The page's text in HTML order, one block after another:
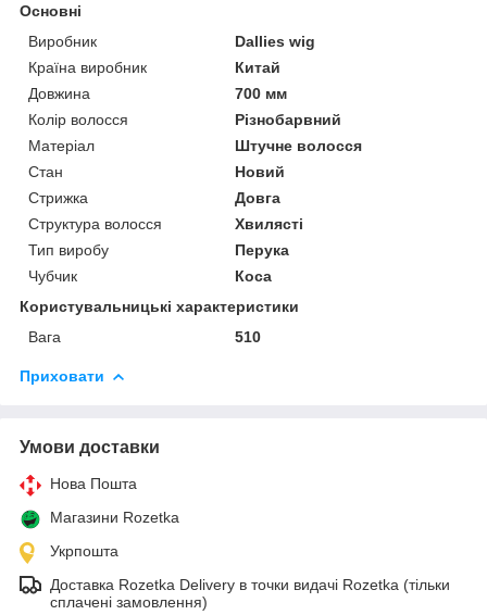
Основні
Виробник
Dallies wig
Країна виробник
Китай
Довжина
700 мм
Колір волосся
Різнобарвний
Матеріал
Штучне волосся
Стан
Новий
Стрижка
Довга
Структура волосся
Хвилясті
Тип виробу
Перука
Чубчик
Коса
Користувальницькі характеристики
Вага
510
Приховати
Умови доставки
Нова Пошта
Магазини Rozetka
Укрпошта
Доставка Rozetka Delivery в точки видачі Rozetka (тільки
сплачені замовлення)